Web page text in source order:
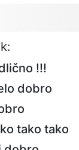
!!!
dobro
tako tako